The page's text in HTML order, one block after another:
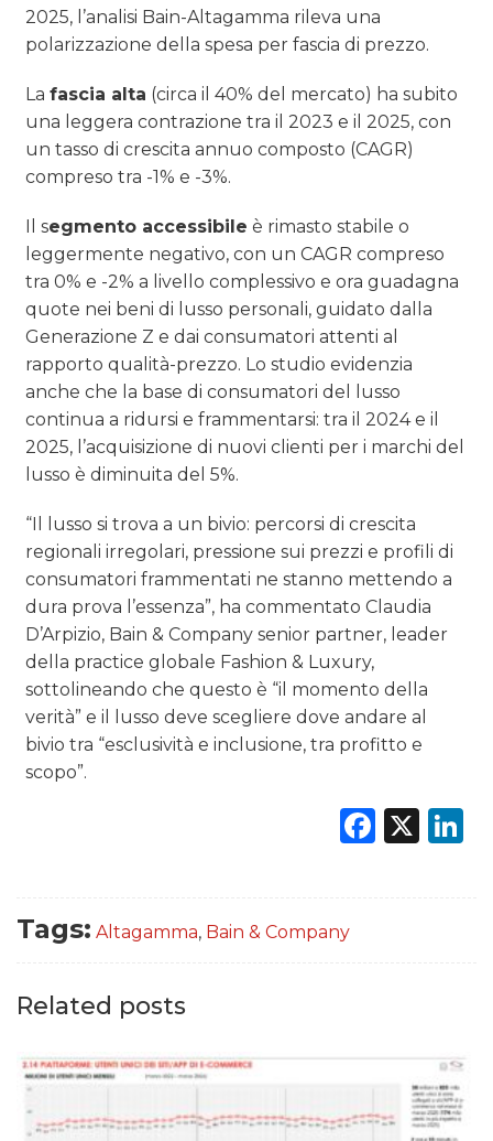
2025, l’analisi Bain-Altagamma rileva una
polarizzazione della spesa per fascia di prezzo.
Lafascia alta (circa il 40% del mercato) ha subito
una leggera contrazione tra il 2023 e il 2025, con
un tasso di crescita annuo composto (CAGR)
compreso tra -1% e -3%.
Il segmento accessibile è rimasto stabile o
leggermente negativo, con un CAGR compreso
tra 0% e -2% a livello complessivo e ora guadagna
quote nei beni di lusso personali, guidato dalla
Generazione Z e dai consumatori attenti al
rapporto qualità-prezzo. Lo studio evidenzia
anche che la base di consumatori del lusso
continua a ridursi e frammentarsi: tra il 2024 e il
2025, l’acquisizione di nuovi clienti per i marchi del
lusso è diminuita del 5%.
“Il lusso si trova a un bivio: percorsi di crescita
regionali irregolari, pressione sui prezzi e profili di
consumatori frammentati ne stanno mettendo a
dura prova l’essenza”, ha commentato Claudia
D’Arpizio, Bain & Company senior partner, leader
della practice globale Fashion & Luxury,
sottolineando che questo è “il momento della
verità” e il lusso deve scegliere dove andare al
bivio tra “esclusività e inclusione, tra profitto e
scopo”.
X
Tags: Altagamma, Bain & Company
Related posts